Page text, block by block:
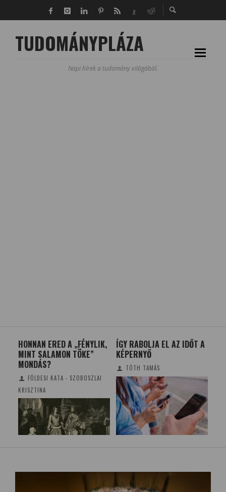
TUDOMÁNYPLÁZA
Napi hírek a tudomány világából.
HONNAN ERED A „FÉNYLIK,
MINT SALAMON TÖKE”
MONDÁS?
FÖLDESI KATA - SZOBOSZLAI
KRISZTINA
ÍGY RABOLJA EL AZ IDŐT A
KÉPERNYŐ
TÓTH TAMÁS